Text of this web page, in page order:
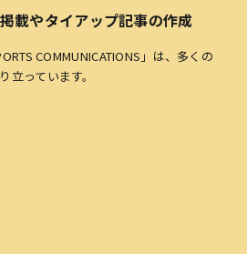
載やタイアップ記事の作成
COMMUNICATIONS」は、多くの
立っています。